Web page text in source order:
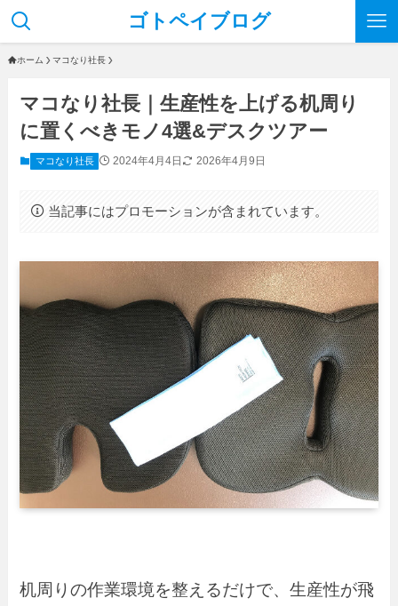
ゴトペイブログ
ホーム マコなり社長
マコなり社長｜生産性を上げる机周り
に置くべきモノ4選&デスクツアー
マコなり社長 2024年4月4日 2026年4月9日
当記事にはプロモーションが含まれています。
机周りの作業環境を整えるだけで、生産性が飛